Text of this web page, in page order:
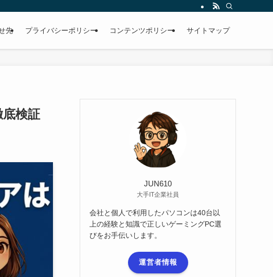
先 プライバシーポリシー コンテンツポリシー サイトマップ
検証
JUN610
大手IT企業社員
会社と個人で利用したパソコンは40台以
上の経験と知識で正しいゲーミングPC選
びをお手伝いします。
運営者情報